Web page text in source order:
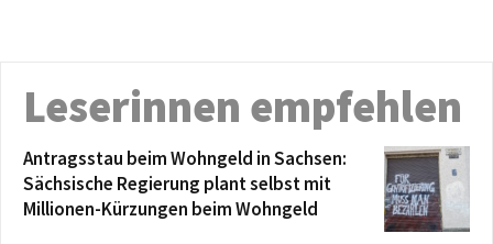
Leserinnen empfehlen
Antragsstau beim Wohngeld in Sachsen:
Sächsische Regierung plant selbst mit
Millionen-Kürzungen beim Wohngeld